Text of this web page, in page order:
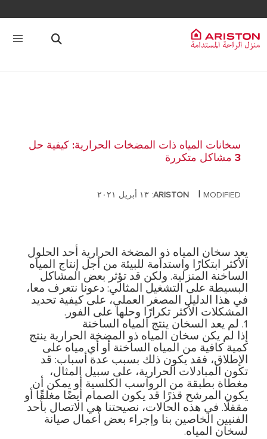
سخانات المياه ذات المضخات الحرارية: كيفية حل
3 مشاكل متكررة
ARISTON |MODIFIED: ١٣ أبريل ٢٠٢١
يعد سخان المياه ذو المضخة الحرارية أحد الحلول
الأكثر ابتكارًا واستدامة للبيئة من أجل إنتاج المياه
الساخنة المنزلية. ولكن قد تؤثر بعض المشاكل
البسيطة على التشغيل المثالي: دعونا نتعرف معا،
في هذا الدليل المصغر العملي، على كيفية تحديد
المشكلات الأكثر تكرارًا وحلها على الفور.
1. لم يعد السخان ينتج المياه الساخنة
إذا لم يكن سخان المياه ذو المضخة الحرارية ينتج
كمية كافية من المياه الساخنة أو أي مياه على
الإطلاق، فقد يكون ذلك بسبب عدة أسباب: قد
تكون المبادلات الحرارية، على سبيل المثال،
مغطاة بطبقة من الرواسب الكلسية أو يمكن أن
يكون المرشح قذرًا قد يكون الصمام أيضًا مغلقًا أو
مقفلًا. في هذه الحالات، نصيحتنا هي الاتصال بأحد
الفنيين الخاصين بنا وإجراء بعض أعمال صيانة
لسخان المياه.